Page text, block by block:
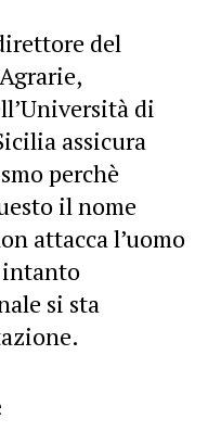
del
di
assicura
perchè
il nome
attacca l’uomo
intanto
si sta